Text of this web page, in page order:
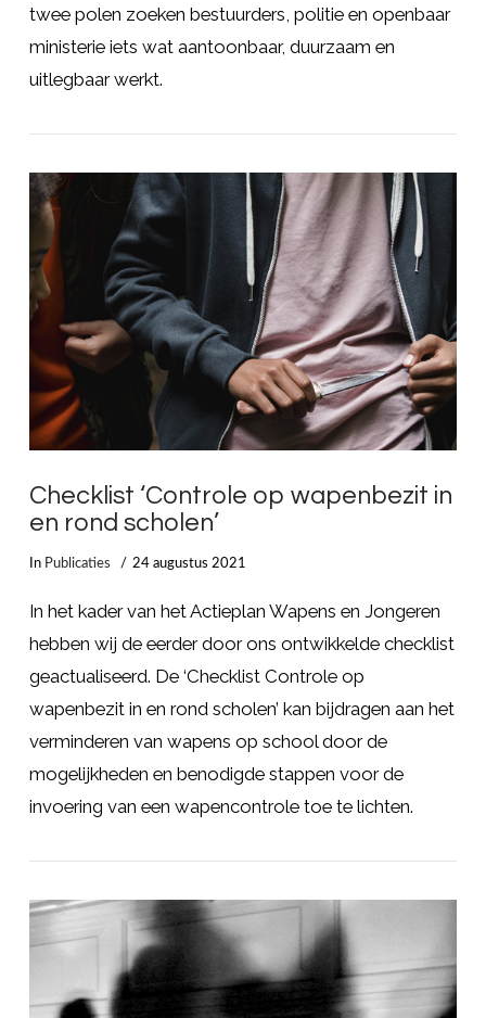
twee polen zoeken bestuurders, politie en openbaar
ministerie iets wat aantoonbaar, duurzaam en
uitlegbaar werkt.
LEES MEER
Checklist ‘Controle op wapenbezit in
en rond scholen’
In Publicaties 24 augustus 2021
In het kader van het Actieplan Wapens en Jongeren
hebben wij de eerder door ons ontwikkelde checklist
geactualiseerd. De ‘Checklist Controle op
wapenbezit in en rond scholen’ kan bijdragen aan het
verminderen van wapens op school door de
mogelijkheden en benodigde stappen voor de
invoering van een wapencontrole toe te lichten.